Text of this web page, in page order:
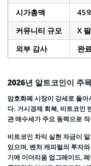
시가총액
45
커뮤니티 규모
X
외부 감사
완
2026년 알트코인이 주
암호화폐 시장이 강세로 돌
다. 거시경제 회복, 비트코인
관 매수세가 주요 동력으로
비트코인 차익 실현 자금이
있으며, 벤처 캐피털의 투자
기에 이더리움 업그레이드,